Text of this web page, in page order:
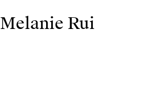
Melanie Rui